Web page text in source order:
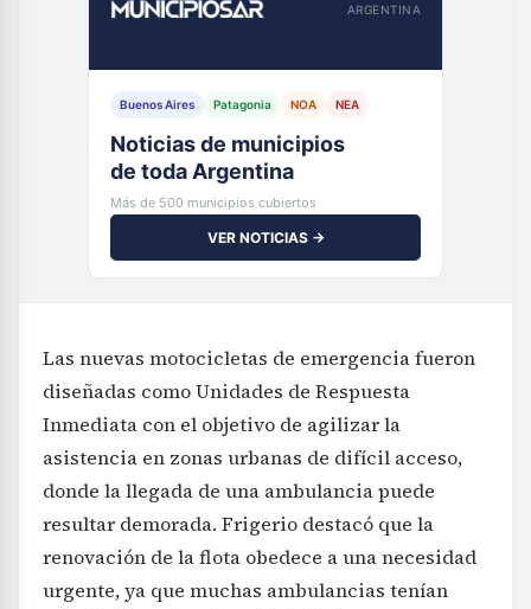
ARGENTINA
Buenos Aires Patagonia NOA NEA
Noticias de municipios
de toda Argentina
Más de 500 municipios cubiertos
VER NOTICIAS →
Las nuevas motocicletas de emergencia fueron
diseñadas como Unidades de Respuesta
Inmediata con el objetivo de agilizar la
asistencia en zonas urbanas de difícil acceso,
donde la llegada de una ambulancia puede
resultar demorada. Frigerio destacó que la
renovación de la flota obedece a una necesidad
urgente, ya que muchas ambulancias tenían